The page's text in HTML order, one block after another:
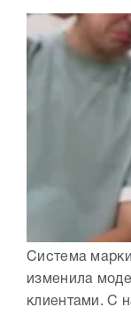
Система
изменила
клиентами. С